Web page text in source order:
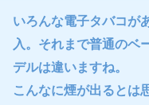
いろんな電子タバコが
入。それまで普通のベ
デルは違いますね。
こんなに煙が出るとは